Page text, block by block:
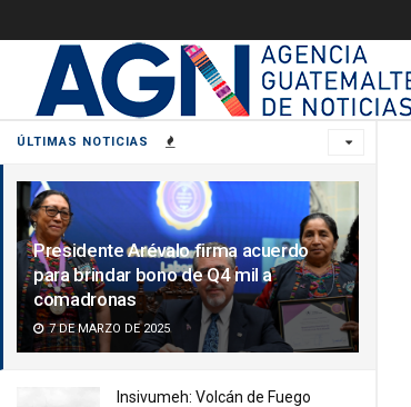
ÚLTIMAS NOTICIAS
Presidente Arévalo firma acuerdo
para brindar bono de Q4 mil a
comadronas
7 DE MARZO DE 2025
Insivumeh: Volcán de Fuego